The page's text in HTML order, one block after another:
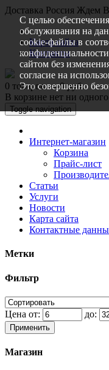
Доставка Россия Ждем
Карта сайта
Контакты
0 товаров — 0 руб.
В корзине нет ни одного
Toggle navigation
Интернет-магазин
Корзина
Прайс-лист
Статьи
Услуги
Новости
Карта сайта
Контактные
Метки
Фильтр
Цена от: до:
Применить
Магазин
С целью
обслуживания на
cookie-файлы в
конфиденциальности
сайтом без
согласие на
Это совершенно